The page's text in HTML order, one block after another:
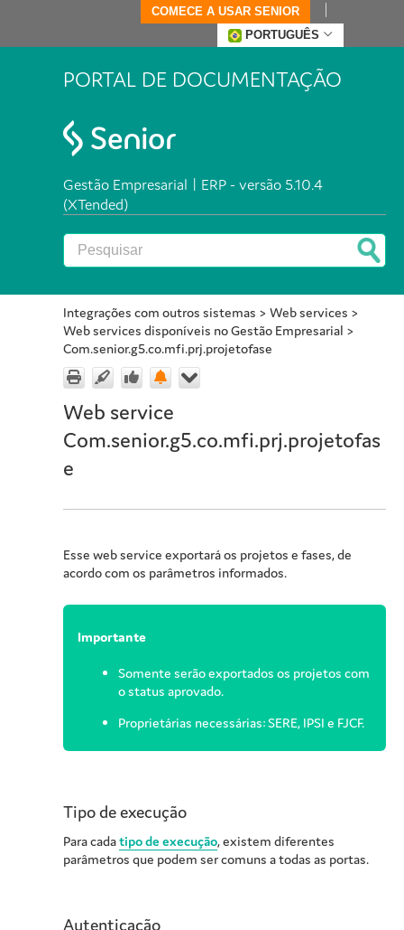
COMECE A USAR SENIOR
PORTUGUÊS
PORTAL DE DOCUMENTAÇÃO
Gestão Empresarial | ERP - versão 5.10.4
(XTended)
Integrações com outros sistemas > Web services >
Web services disponíveis no Gestão Empresarial >
Com.senior.g5.co.mfi.prj.projetofase
Web service
Com.senior.g5.co.mfi.prj.projetofas
e
Esse web service exportará os projetos e fases, de
acordo com os parâmetros informados.
Importante
Somente serão exportados os projetos com
o status aprovado.
Proprietárias necessárias: SERE, IPSI e FJCF.
Tipo de execução
Para cadatipo de execução, existem diferentes
parâmetros que podem ser comuns a todas as portas.
Autenticação